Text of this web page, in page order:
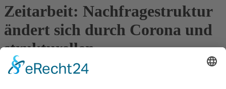
Zeitarbeit: Nachfragestruktur
ändert sich durch Corona und
strukturellen
Fachkräftemangel